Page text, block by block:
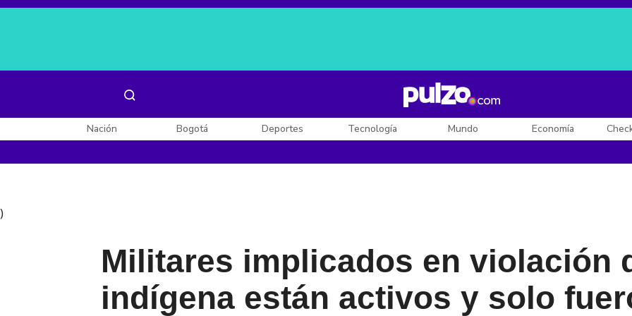
Posesión de De la Espriella
Nación Bogotá Deportes Tecnología Mundo Economía
)
Militares implicados en violación
indígena están activos y solo